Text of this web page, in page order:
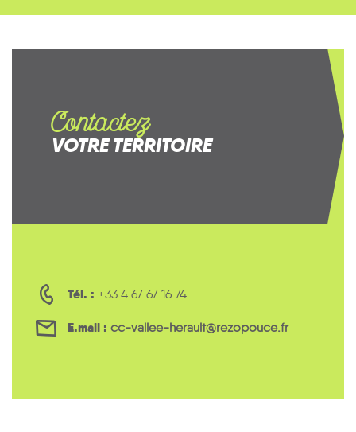
Contactez
VOTRE TERRITOIRE
Tél. : +33 4 67 67 16 74
E.mail : cc-vallee-herault@rezopouce.fr